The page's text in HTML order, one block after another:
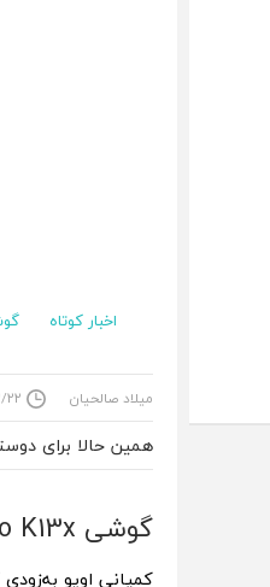
اخبار کوتاه
میلاد صالحیان
همین حالا برای
گوشی Oppo K13x با مقاومت بالا به‌زودی عرضه می‌شود